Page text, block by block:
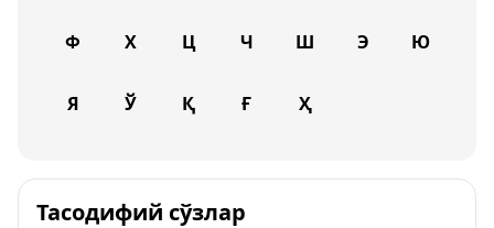
Ф Х Ц Ч Ш Э Ю
Я Ў Қ Ғ Ҳ
Тасодифий сўзлар